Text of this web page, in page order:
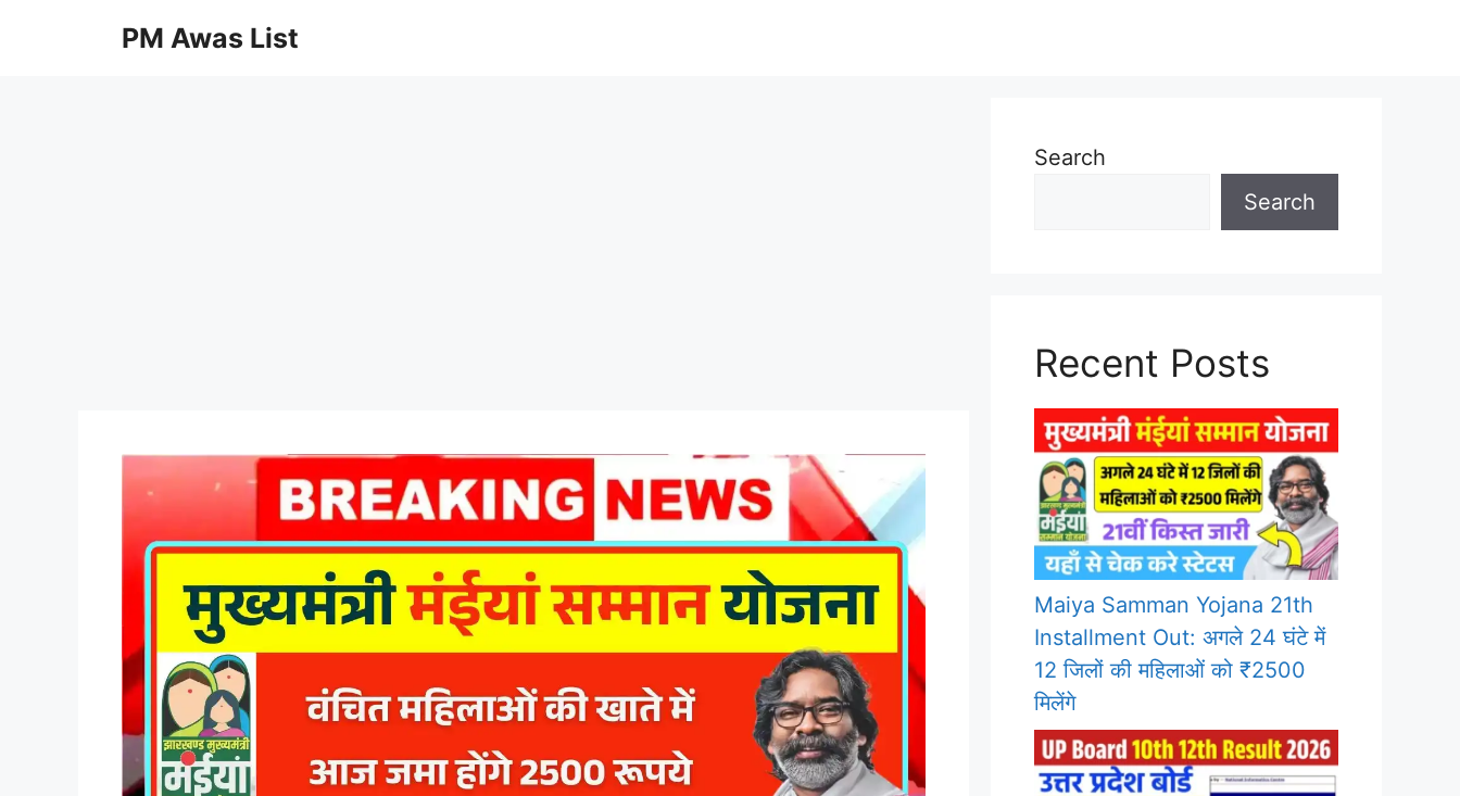
PM Awas List
Search
Search
Recent Posts
Maiya Samman Yojana 21th
Installment Out: अगले 24 घंटे में
12 जिलों की महिलाओं को ₹2500
मिलेंगे